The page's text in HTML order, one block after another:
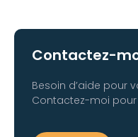
Contactez-
Besoin d’aide pour
Contactez-moi pour